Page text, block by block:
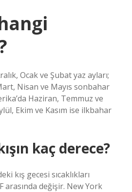
Ocak ve Şubat yaz ayları;
Nisan ve Mayıs sonbahar
Haziran, Temmuz ve
Ekim ve Kasım ise ilkbahar
kaç derece?
kış gecesi sıcaklıkları
arasında değişir. New York